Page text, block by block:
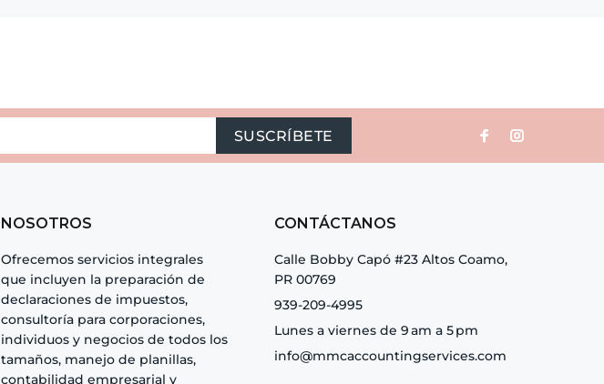
SUSCRÍBETE
NOSOTROS
Ofrecemos servicios integrales
que incluyen la preparación de
declaraciones de impuestos,
consultoría para corporaciones,
individuos y negocios de todos los
tamaños, manejo de planillas,
contabilidad empresarial y
CONTÁCTANOS
Calle Bobby Capó #23 Altos Coamo,
PR 00769
939-209-4995
Lunes a viernes de 9 am a 5 pm
info@mmcaccountingservices.com